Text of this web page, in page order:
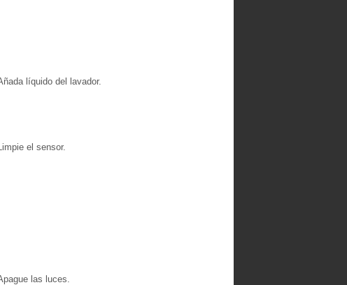
líquido del lavador.
el sensor.
las luces.